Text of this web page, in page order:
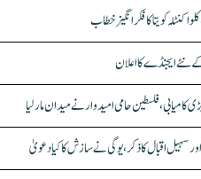
کویتا کا فکر انگیز خطاب
کے نئے ایجنڈے کا اعلان
فلسطین حامی امیدوار نے میدان مار لیا
سہیل اقبال کا ذکر، یوگی نے سازش کا کیا دعویٰ